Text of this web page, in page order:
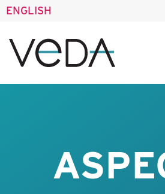
ENGLISH